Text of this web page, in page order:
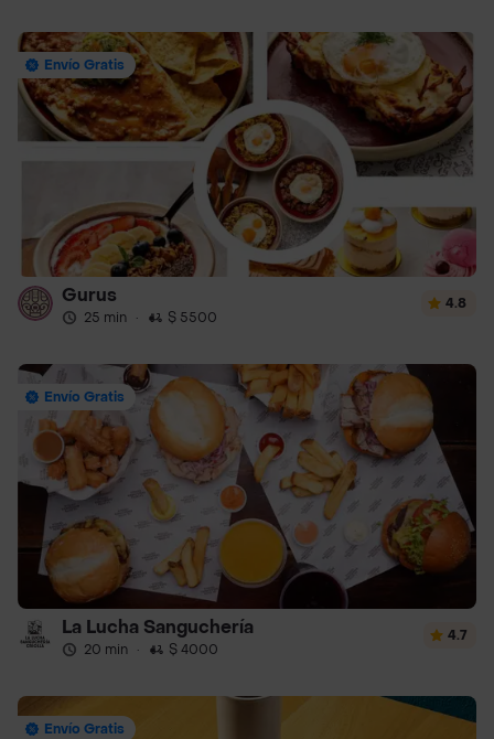
Envío Gratis
Gurus
25 min · $ 5500
4.8
Envío Gratis
La Lucha Sanguchería
20 min · $ 4000
4.7
Envío Gratis